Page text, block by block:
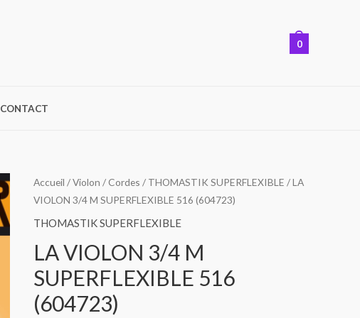
0
CONTACT
Accueil /Violon /Cordes / THOMASTIK SUPERFLEXIBLE / LA
VIOLON 3/4 M SUPERFLEXIBLE 516 (604723)
THOMASTIK SUPERFLEXIBLE
LA VIOLON 3/4 M
SUPERFLEXIBLE 516
(604723)